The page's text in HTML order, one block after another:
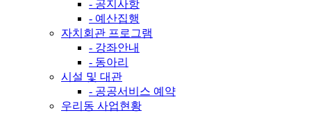
- 공지사항
- 예산집행
자치회관 프로그램
- 강좌안내
- 동아리
시설 및 대관
- 공공서비스 예약
우리동 사업현황